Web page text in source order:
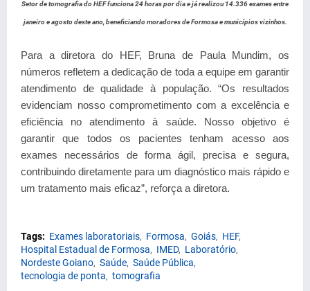
Setor de tomografia do HEF funciona 24 horas por dia e já realizou 14.336 exames entre
janeiro e agosto deste ano, beneficiando moradores de Formosa e municípios vizinhos.
Para a diretora do HEF, Bruna de Paula Mundim, os
números refletem a dedicação de toda a equipe em garantir
atendimento de qualidade à população. “Os resultados
evidenciam nosso comprometimento com a excelência e
eficiência no atendimento à saúde. Nosso objetivo é
garantir que todos os pacientes tenham acesso aos
exames necessários de forma ágil, precisa e segura,
contribuindo diretamente para um diagnóstico mais rápido e
um tratamento mais eficaz”, reforça a diretora.
Tags: Exames laboratoriais Formosa Goiás
HEF
Hospital Estadual de Formosa
IMED
Laboratório
Nordeste Goiano Saúde Saúde Pública
tecnologia de ponta
tomografia